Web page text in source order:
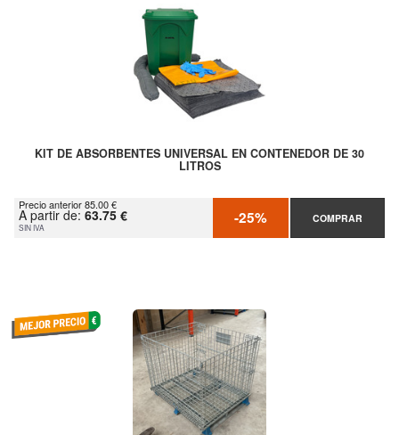
KIT DE ABSORBENTES UNIVERSAL EN CONTENEDOR DE 30
LITROS
Precio anterior 85.00 €
A partir de: 63.75 €
SIN IVA -25% COMPRAR